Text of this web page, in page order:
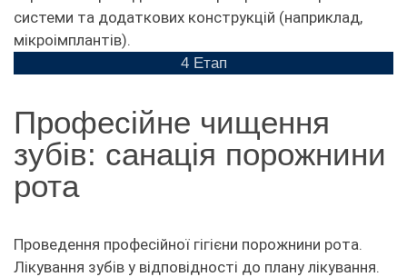
системи та додаткових конструкцій (наприклад,
мікроімплантів).
4 Етап
Професійне чищення
зубів: санація порожнини
рота
Проведення професійної гігієни порожнини рота.
Лікування зубів у відповідності до плану лікування.